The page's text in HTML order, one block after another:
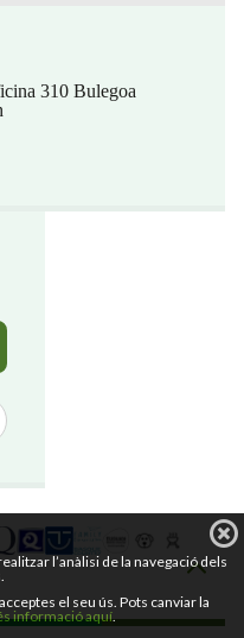
310 Bulegoa
l’anàlisi de la navegació dels
el seu ús. Pots canviar la
informació aquí.